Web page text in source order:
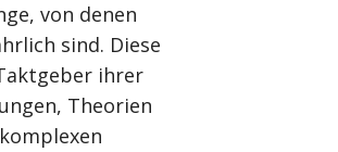
von denen
sind. Diese
ihrer
Theorien